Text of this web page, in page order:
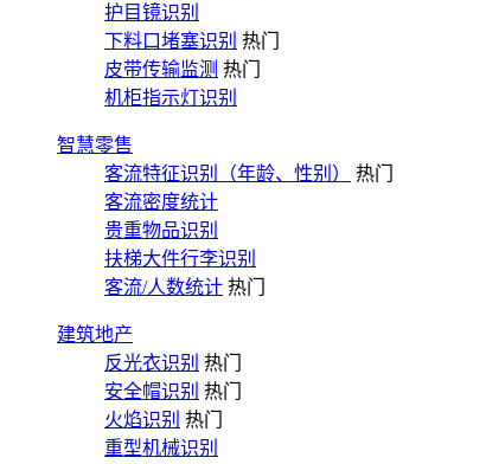
护目镜识别
下料口堵塞识别 热门
皮带传输监测 热门
机柜指示灯识别
智慧零售
客流特征识别（年龄、性别）
热门
客流密度统计
贵重物品识别
扶梯大件行李识别
客流/人数统计 热门
建筑地产
反光衣识别 热门
安全帽识别 热门
火焰识别 热门
重型机械识别